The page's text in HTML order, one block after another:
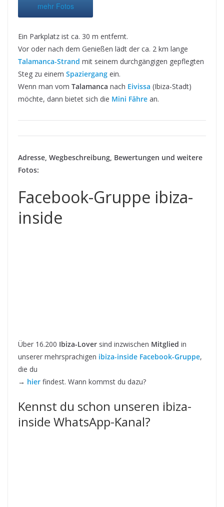
mehr Fotos
Ein Parkplatz ist ca. 30 m entfernt.
Vor oder nach dem Genießen lädt der ca. 2 km lange
Talamanca-Strand mit seinem durchgängigen gepflegten
Steg zu einem Spaziergang ein.
Wenn man vom Talamanca nach Eivissa (Ibiza-Stadt)
möchte, dann bietet sich die Mini Fähre an.
Adresse, Wegbeschreibung, Bewertungen und weitere
Fotos:
Facebook-Gruppe ibiza-
inside
Über 16.200 Ibiza-Lover sind inzwischen Mitglied in
unserer mehrsprachigen ibiza-inside Facebook-Gruppe,
die du
→ hier findest. Wann kommst du dazu?
Kennst du schon unseren ibiza-
inside WhatsApp-Kanal?